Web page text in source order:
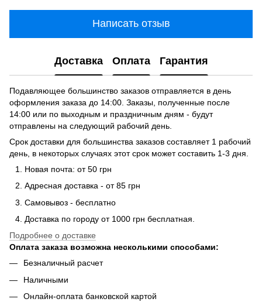
Написать отзыв
Доставка Оплата Гарантия
Подавляющее большинство заказов отправляется в день
оформления заказа до 14:00. Заказы, полученные после
14:00 или по выходным и праздничным дням - будут
отправлены на следующий рабочий день.
Срок доставки для большинства заказов составляет 1 рабочий
день, в некоторых случаях этот срок может составить 1-3 дня.
Новая почта: от 50 грн
Адресная доставка - от 85 грн
Самовывоз - бесплатно
Доставка по городу от 1000 грн бесплатная.
Подробнее о доставке
Оплата заказа возможна несколькими способами:
Безналичный расчет
Наличными
Онлайн-оплата банковской картой